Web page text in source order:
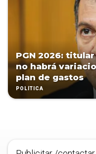
PGN 2026:
no habrá
plan de gastos
POLÍTICA